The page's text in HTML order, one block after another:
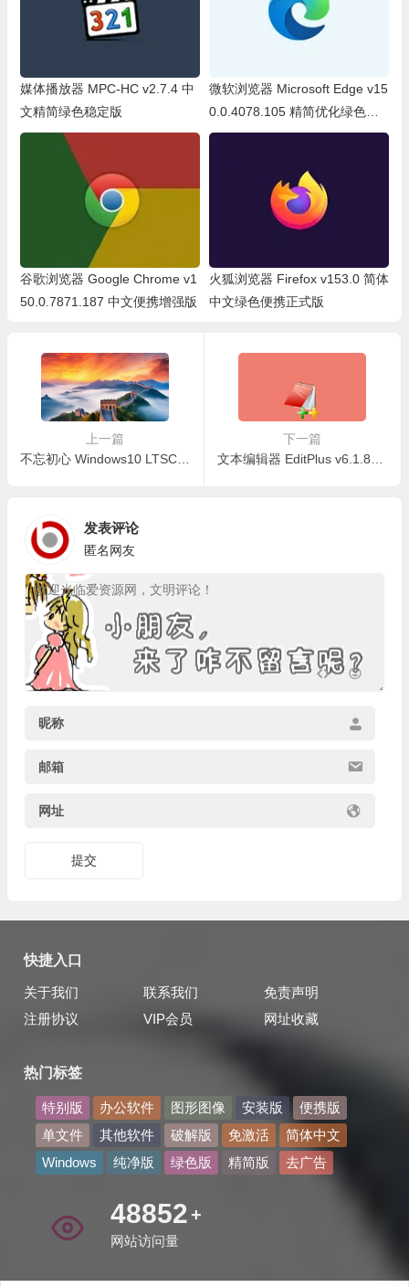
媒体播放器 MPC-HC v2.7.4 中
文精简绿色稳定版
微软浏览器 Microsoft Edge v15
0.0.4078.105 精简优化绿色便
携版
谷歌浏览器 Google Chrome v1
50.0.7871.187 中文便携增强版
火狐浏览器 Firefox v153.0 简体
中文绿色便携正式版
上一篇
不忘初心 Windows10 LTSC2021 19044.6809 X64 无更新精简游戏版
下一篇
发表评论
匿名网友
昵称
邮箱
网址
提交
快捷入口
关于我们 联系我们
免责声明
注册协议
VIP会员 网址收藏
热门标签
特别版 办公软件 图形图像 安装版
便携版
单文件
其他软件 破解版 免激活
简体中文
Windows
纯净版 绿色版 精简版 去广告
55702 +
网站访问量